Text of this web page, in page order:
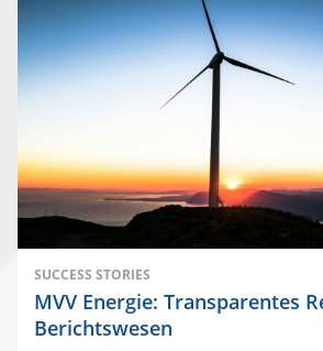
SUCCESS STORIES
MVV Energie: Transparentes
Berichtswesen